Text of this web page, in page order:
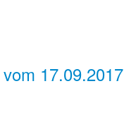
17.09.2017